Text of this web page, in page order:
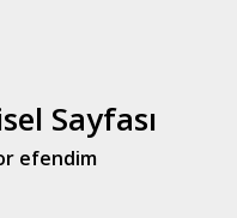
Sayfası
efendim